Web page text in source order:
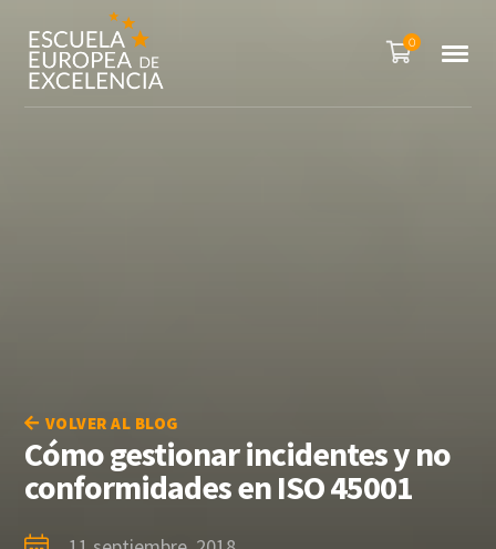
0
VOLVER AL BLOG
Cómo gestionar incidentes y no
conformidades en ISO 45001